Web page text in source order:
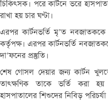
চিকিৎসক। পরে কার্টনে ভরে
রাখা হয় চার ঘণ্টা।
এরপর কার্টনভর্তি মৃ’ত নবজাতককে
কর্তৃপক্ষ। এরপর কার্টনভর্তি
দা’ফনের প্রস্তুতি।
শেষ গোসল দেয়ার জন্য কার্টন
তাৎক্ষণিক
তাকে ভর্তি করা হয়
হাসপাতালের শিশুদের নিবিড় পরিচর্যা